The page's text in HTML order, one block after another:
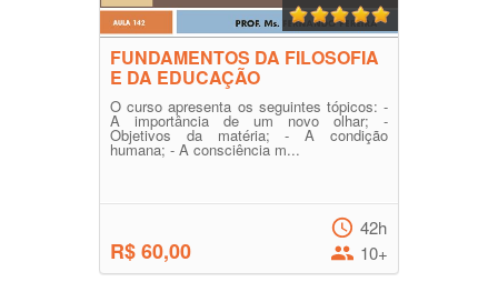
FUNDAMENTOS DA FILOSOFIA
E DA EDUCAÇÃO
O curso apresenta os seguintes tópicos: -
A importância de um novo olhar; -
Objetivos da matéria; - A condição
humana; - A consciência m...
R$ 60,00
42h
10+